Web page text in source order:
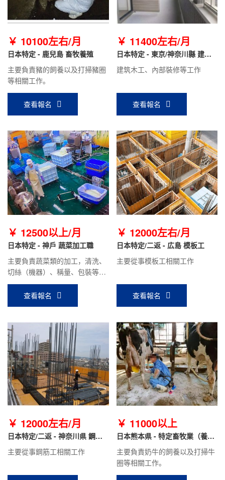
￥ 10100左右/月
日本特定 - 鹿兒島 畜牧養殖
主要負責豬的飼養以及打掃豬圈
等相關工作。
查看報名
￥ 11400左右/月
日本特定 - 東京/神奈川縣 建筑
建筑木工、內部裝修等工作
查看報名
￥ 12500以上/月
日本特定 - 神戶 蔬菜加工職
主要負責蔬菜類的加工，清洗、
切絲（機器）、稱量、包裝等工
作。
查看報名
￥ 12000左右/月
日本特定/二返 - 広島 模板工
主要從事模板工相關工作
查看報名
￥ 12000左右/月
日本特定/二返 - 神奈川県 鋼筋
工
主要從事鋼筋工相關工作
￥ 11000以上
日本熊本県 - 特定畜牧業（養
牛）
主要負責奶牛的飼養以及打掃牛
圈等相關工作。